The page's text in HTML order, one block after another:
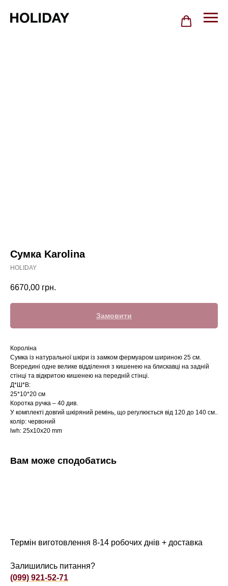
Сумка Karolina
HOLIDAY
6670,00 грн.
Замовити
Короліна
Сумка із натуральної шкіри із замком фермуаром шириною 25 см.
Всередині одне велике відділення з кишенею на блискавці на задній
стінці та відкритою кишенею на передній стінці.
Д*Ш*В:
25*10*20 см
Коротка ручка – 40 див.
У комплекті довгий шкіряний ремінь, що регулюється від 120 до 140 см..
колір: червоний
lwh: 25x10x20 mm
Вам може сподобатись
Термін виготовлення 8-14 робочих днів + доставка
Залишились питання?
(099) 921-52-71